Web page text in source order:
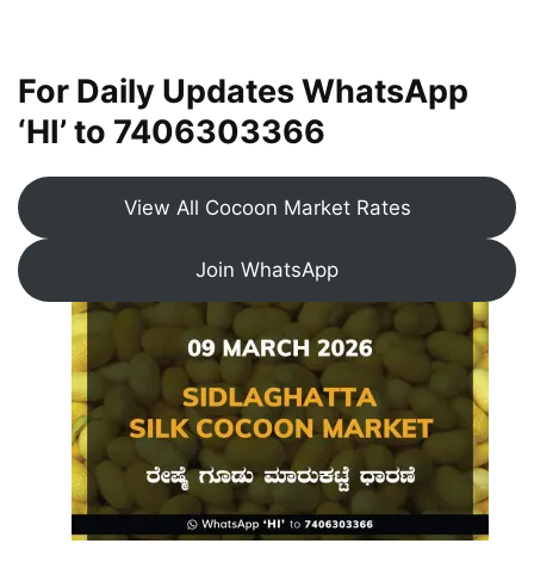
For Daily Updates WhatsApp
‘HI’ to 7406303366
View All Cocoon Market Rates
Join WhatsApp